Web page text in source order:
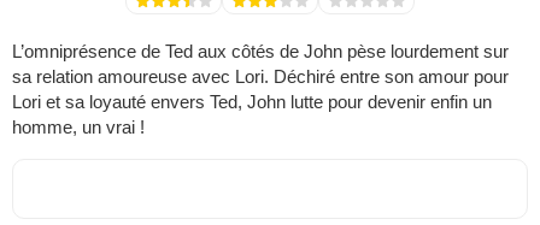
L’omniprésence de Ted aux côtés de John pèse lourdement sur
sa relation amoureuse avec Lori. Déchiré entre son amour pour
Lori et sa loyauté envers Ted, John lutte pour devenir enfin un
homme, un vrai !